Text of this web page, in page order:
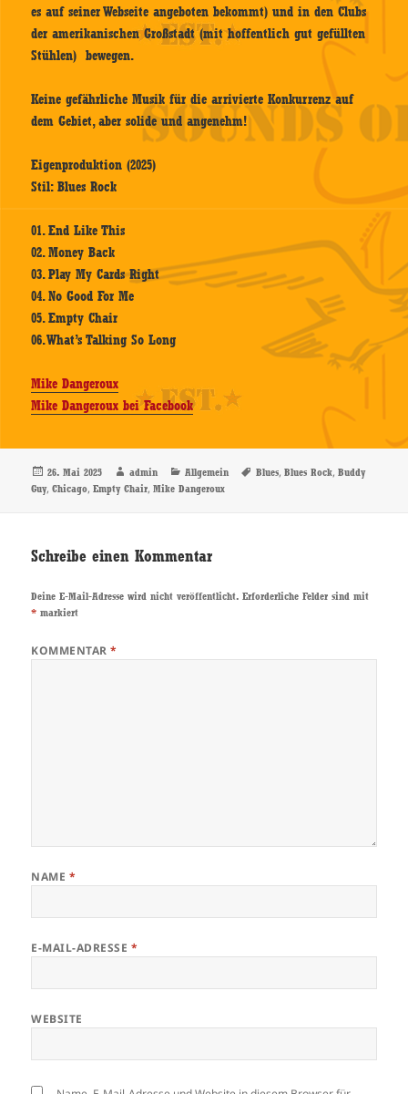
es auf seiner Webseite angeboten bekommt) und in den Clubs
der amerikanischen Großstadt (mit hoffentlich gut gefüllten
Stühlen) bewegen.
Keine gefährliche Musik für die arrivierte Konkurrenz auf
dem Gebiet, aber solide und angenehm!
Eigenproduktion (2025)
Stil: Blues Rock
01. End Like This
02. Money Back
03. Play My Cards Right
04. No Good For Me
05. Empty Chair
06. What’s Talking So Long
Mike Dangeroux
Mike Dangeroux bei Facebook
Veröffentlicht
am
26. Mai 2025 Autor
admin Kategorien
Allgemein Schlagwörter
Blues,Blues Rock,Buddy
Guy,Chicago,Empty Chair,Mike Dangeroux
Schreibe einen Kommentar
Deine E-Mail-Adresse wird nicht veröffentlicht. Erforderliche Felder sind mit
* markiert
KOMMENTAR*
NAME *
E-MAIL-ADRESSE *
WEBSITE